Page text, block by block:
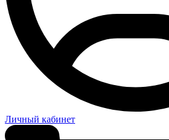
Личный кабинет